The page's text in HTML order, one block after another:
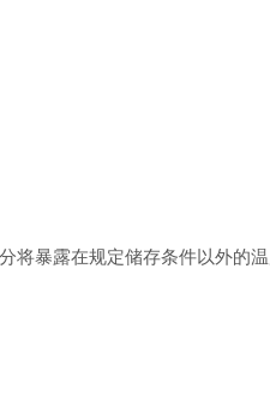
暴露在规定储存条件以外的